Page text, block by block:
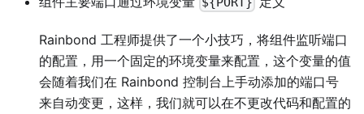
Rainbond 工程师提供了一个小技巧，将组件监听端口
的配置，用一个固定的环境变量来配置，这个变量的值
会随着我们在 Rainbond 控制台上手动添加的端口号
来自动变更，这样，我们就可以在不更改代码和配置的